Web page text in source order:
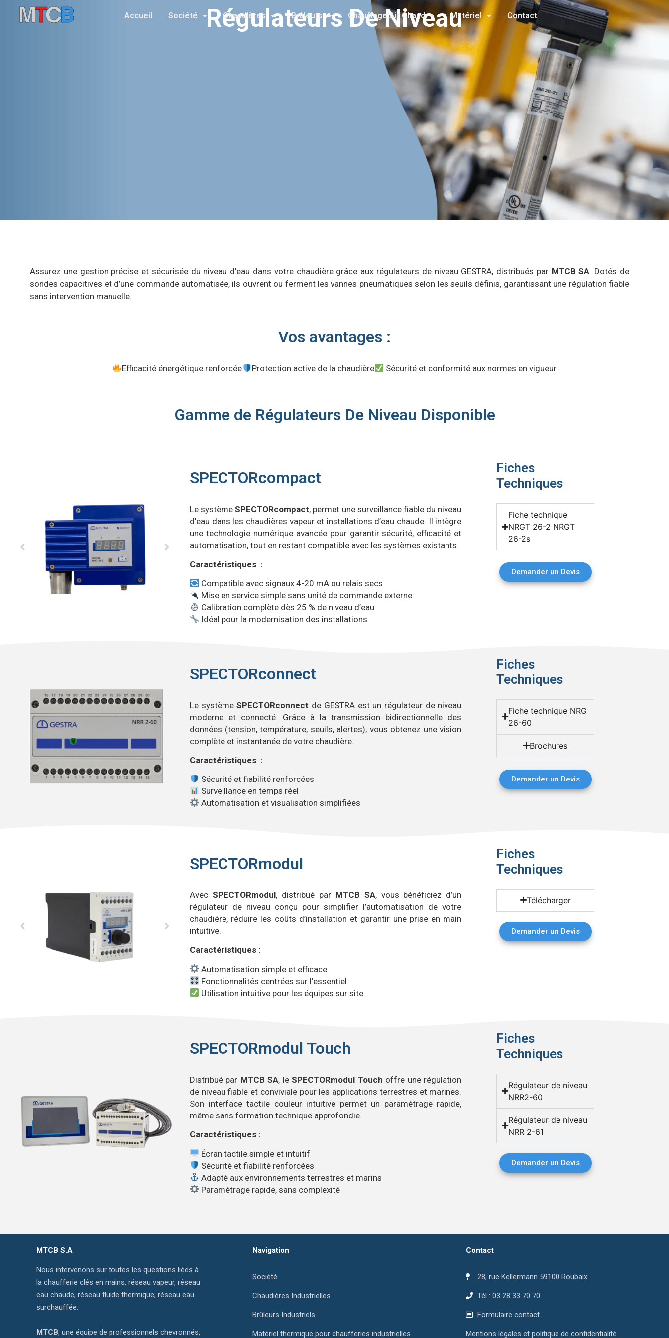
Accueil Société Chaudières Brûleurs Chauffage Air Chaud Matériel Contact
Régulateurs De Niveau
Assurez une gestion précise et sécurisée du niveau d’eau dans votre chaudière grâce aux régulateurs de niveau GESTRA, distribués par MTCB SA. Dotés de
sondes capacitives et d’une commande automatisée, ils ouvrent ou ferment les vannes pneumatiques selon les seuils définis, garantissant une régulation fiable
sans intervention manuelle.
Vos avantages :
Efficacité énergétique renforcée Protection active de la chaudière Sécurité et conformité aux normes en vigueur
Gamme de Régulateurs De Niveau Disponible
SPECTORcompact
Le systèmeSPECTORcompact, permet une surveillance fiable du niveau
d’eau dans les chaudières vapeur et installations d’eau chaude. Il intègre
une technologie numérique avancée pour garantir sécurité, efficacité et
automatisation, tout en restant compatible avec les systèmes existants.
Caractéristiques :
Compatible avec signaux 4-20 mA ou relais secs
Mise en service simple sans unité de commande externe
Calibration complète dès 25 % de niveau d’eau
Idéal pour la modernisation des installations
Fiches
Techniques
Fiche technique
NRGT 26-2 NRGT
26-2s
Demander un Devis
SPECTORconnect
Le systèmeSPECTORconnect de GESTRA est un régulateur de niveau
moderne et connecté. Grâce à la transmission bidirectionnelle des
données (tension, température, seuils, alertes), vous obtenez une vision
complète et instantanée de votre chaudière.
Caractéristiques :
Sécurité et fiabilité renforcées
Surveillance en temps réel
Automatisation et visualisation simplifiées
Fiches
Techniques
Fiche technique NRG
26-60
Brochures
Demander un Devis
SPECTORmodul
Avec SPECTORmodul, distribué par MTCB SA, vous bénéficiez d’un
régulateur de niveau conçu pour simplifier l’automatisation de votre
chaudière, réduire les coûts d’installation et garantir une prise en main
intuitive.
Caractéristiques :
Automatisation simple et efficace
Fonctionnalités centrées sur l’essentiel
Utilisation intuitive pour les équipes sur site
Fiches
Techniques
Télécharger
Demander un Devis
SPECTORmodul Touch
Distribué par MTCB SA, leSPECTORmodul Touch offre une régulation
de niveau fiable et conviviale pour les applications terrestres et marines.
Son interface tactile couleur intuitive permet un paramétrage rapide,
même sans formation technique approfondie.
Caractéristiques :
Écran tactile simple et intuitif
Sécurité et fiabilité renforcées
Adapté aux environnements terrestres et marins
Paramétrage rapide, sans complexité
Fiches
Techniques
Régulateur de niveau
NRR2-60
Régulateur de niveau
NRR 2-61
Demander un Devis
MTCB S.A
Nous intervenons sur toutes les questions liées à
la chaufferie clés en mains, réseau vapeur, réseau
eau chaude, réseau fluide thermique, réseau eau
surchauffée.
MTCB, une équipe de professionnels chevronnés,
Navigation
Société
Chaudières Industrielles
Brûleurs Industriels
Matériel thermique pour chaufferies industrielles
Contact
28, rue Kellermann 59100 Roubaix
Tél : 03 28 33 70 70
Formulaire contact
Mentions légales et politique de confidentialité